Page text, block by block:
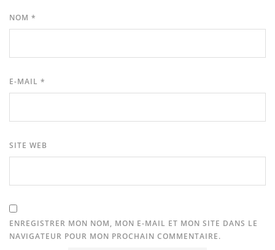
NOM *
E-MAIL *
SITE WEB
ENREGISTRER MON NOM, MON E-MAIL ET MON SITE DANS LE
NAVIGATEUR POUR MON PROCHAIN COMMENTAIRE.